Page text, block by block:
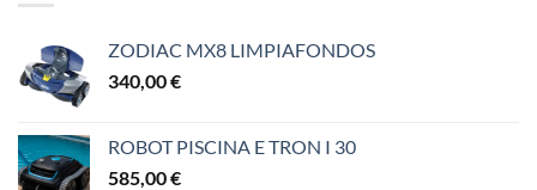
ZODIAC MX8 LIMPIAFONDOS
340,00€
ROBOT PISCINA E TRON I 30
585,00€